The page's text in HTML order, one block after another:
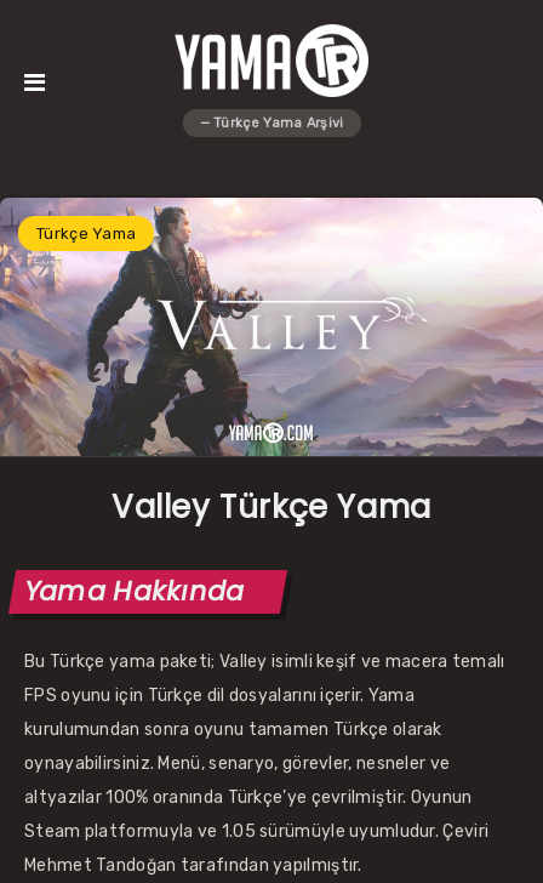
Türkçe Yama
Valley Türkçe Yama
Yama Hakkında
Bu Türkçe yama paketi; Valley isimli keşif ve macera temalı
FPS oyunu için Türkçe dil dosyalarını içerir. Yama
kurulumundan sonra oyunu tamamen Türkçe olarak
oynayabilirsiniz. Menü, senaryo, görevler, nesneler ve
altyazılar 100% oranında Türkçe’ye çevrilmiştir. Oyunun
Steam platformuyla ve 1.05 sürümüyle uyumludur. Çeviri
Mehmet Tandoğan tarafından yapılmıştır.